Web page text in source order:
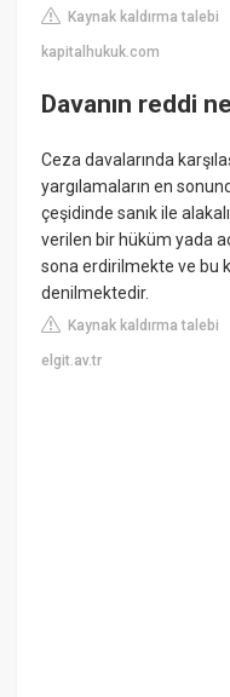
Kaynak kaldırma talebi
kapitalhukuk.com
Davanın reddi
Ceza davalarında
yargılamaların en
çeşidinde sanık ile
verilen bir hüküm yada
sona erdirilmekte ve bu
denilmektedir.
Kaynak kaldırma talebi
elgit.av.tr